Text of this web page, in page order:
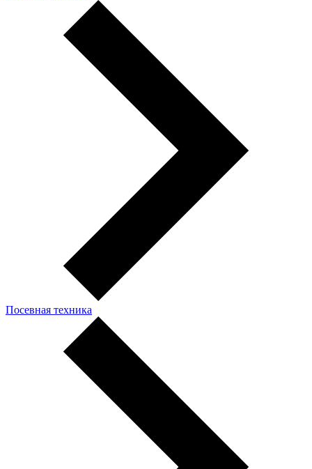
Посевная техника